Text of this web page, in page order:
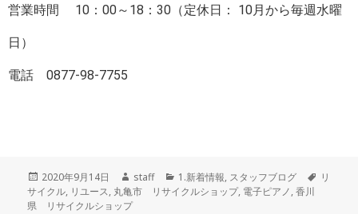
営業時間 10：00～18：30（定休日： 10月から毎週水曜
日）
電話 0877-98-7755
投
稿
日:
2020年9月14日
作
成
者
staff
カ
テ
1.新着情報, スタッフブログ
タ
リ
サイクル, リユース, 丸亀市 リサイクルショップ, 電子ピアノ,香川
県 リサイクルショップ